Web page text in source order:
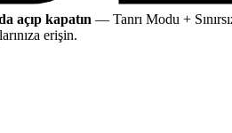
açıp kapatın — Tanrı Modu +
erişin.